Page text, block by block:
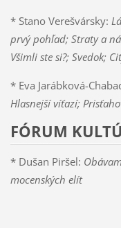
* Stano Verešvársky:
prvý pohľad; Straty a
Všimli ste si?; Svedok;
* Eva Jarábková-
Hlasnejší víťazí;
FÓRUM
* Dušan Piršel:
mocenských elít